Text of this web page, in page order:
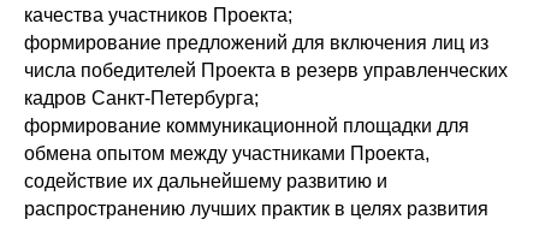
качества участников Проекта;
формирование предложений для включения лиц из
числа победителей Проекта в резерв управленческих
кадров Санкт-Петербурга;
формирование коммуникационной площадки для
обмена опытом между участниками Проекта,
содействие их дальнейшему развитию и
распространению лучших практик в целях развития